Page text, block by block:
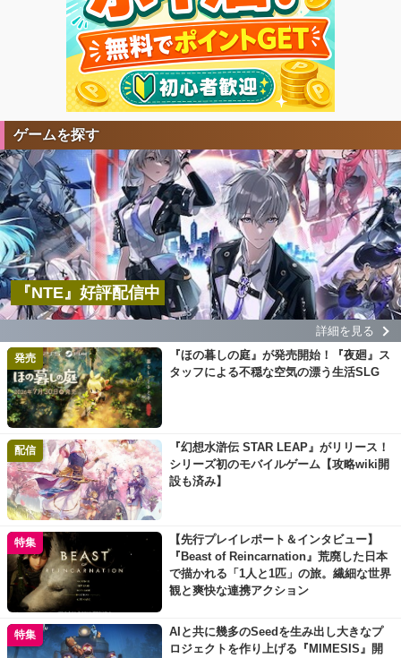
ゲームを探す
『NTE』好評配信中
詳細を見る
発売
『ほの暮しの庭』が発売開始！『夜廻』ス
タッフによる不穏な空気の漂う生活SLG
配信
『幻想水滸伝 STAR LEAP』がリリース！
シリーズ初のモバイルゲーム【攻略wiki開
設も済み】
特集
【先行プレイレポート＆インタビュー】
『Beast of Reincarnation』荒廃した日本
で描かれる「1人と1匹」の旅。繊細な世界
観と爽快な連携アクション
特集
AIと共に幾多のSeedを生み出し大きなプ
ロジェクトを作り上げる『MIMESIS』開